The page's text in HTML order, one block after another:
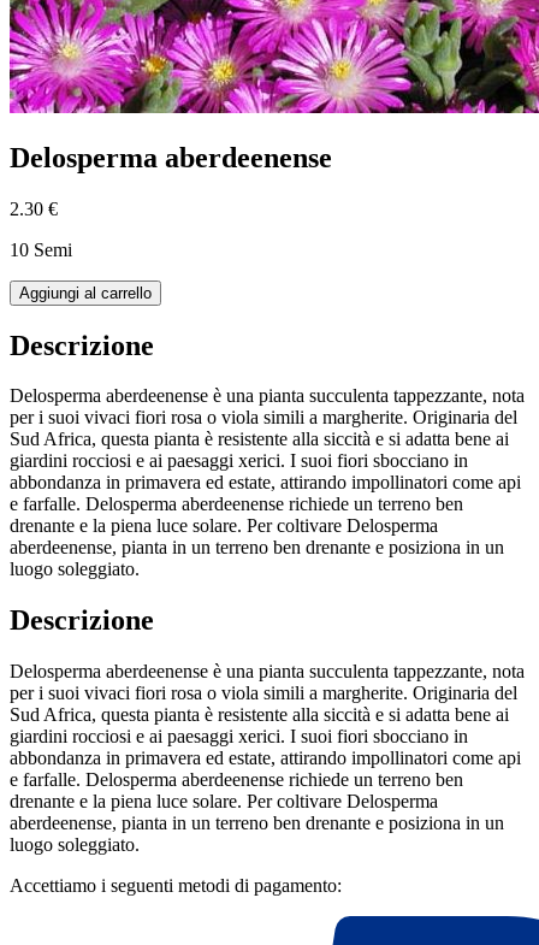
Delosperma aberdeenense
2.30 €
10 Semi
Aggiungi al carrello
Descrizione
Delosperma aberdeenense è una pianta succulenta tappezzante, nota
per i suoi vivaci fiori rosa o viola simili a margherite. Originaria del
Sud Africa, questa pianta è resistente alla siccità e si adatta bene ai
giardini rocciosi e ai paesaggi xerici. I suoi fiori sbocciano in
abbondanza in primavera ed estate, attirando impollinatori come api
e farfalle. Delosperma aberdeenense richiede un terreno ben
drenante e la piena luce solare. Per coltivare Delosperma
aberdeenense, pianta in un terreno ben drenante e posiziona in un
luogo soleggiato.
Descrizione
Delosperma aberdeenense è una pianta succulenta tappezzante, nota
per i suoi vivaci fiori rosa o viola simili a margherite. Originaria del
Sud Africa, questa pianta è resistente alla siccità e si adatta bene ai
giardini rocciosi e ai paesaggi xerici. I suoi fiori sbocciano in
abbondanza in primavera ed estate, attirando impollinatori come api
e farfalle. Delosperma aberdeenense richiede un terreno ben
drenante e la piena luce solare. Per coltivare Delosperma
aberdeenense, pianta in un terreno ben drenante e posiziona in un
luogo soleggiato.
Accettiamo i seguenti metodi di pagamento: